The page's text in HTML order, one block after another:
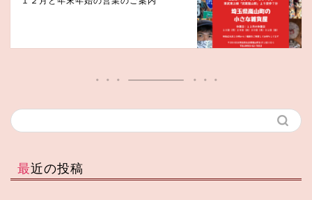
最近の投稿